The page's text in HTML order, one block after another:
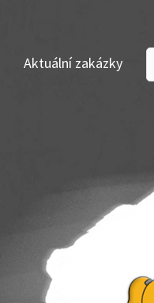
Aktuální zakázky